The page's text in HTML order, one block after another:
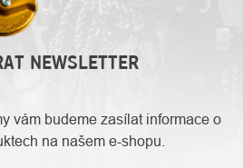
NEWSLETTER
vám budeme zasílat informace o
na našem e-shopu.